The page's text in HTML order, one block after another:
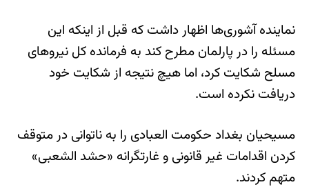
نماینده آشوری‌ها اظهار داشت که قبل از اینکه این
مسئله را در پارلمان مطرح کند به فرمانده کل نیروهای
مسلح شکایت کرد، اما هیچ نتیجه از شکایت خود
دریافت نکرده است.
مسیحیان بغداد حکومت العبادی را به ناتوانی در متوقف
کردن اقدامات غیر قانونی و غارتگرانه «حشد الشعبی»
متهم کردند.